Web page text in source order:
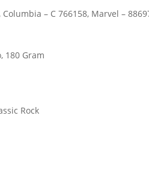
– C 766158, Marvel –
180 Gram
Rock